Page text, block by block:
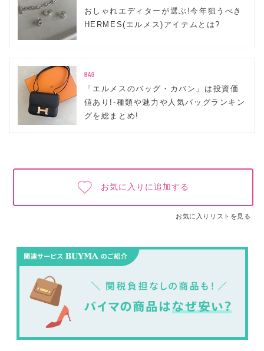
おしゃれエディターが選ぶ!今年狙うべき
HERMES(エルメス)アイテムとは?
BAG
「エルメスのバッグ・カバン」は投資価
値あり!-種類や魅力や人気バッグランキン
グを総まとめ!
お気に入りに追加する
お気に入りリストを見る